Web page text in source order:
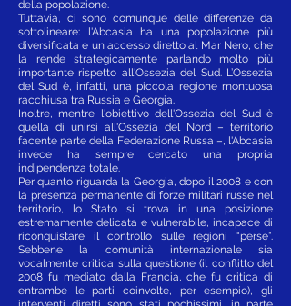
della popolazione.
Tuttavia, ci sono comunque delle differenze da
sottolineare: l'Abcasia ha una popolazione più
diversificata e un accesso diretto al Mar Nero, che
la rende strategicamente parlando molto più
importante rispetto all'Ossezia del Sud. L’Ossezia
del Sud è, infatti, una piccola regione montuosa
racchiusa tra Russia e Georgia.
Inoltre, mentre l'obiettivo dell'Ossezia del Sud è
quella di unirsi all'Ossezia del Nord – territorio
facente parte della Federazione Russa –, l'Abcasia
invece ha sempre cercato una propria
indipendenza totale.
Per quanto riguarda la Georgia, dopo il 2008 e con
la presenza permanente di forze militari russe nel
territorio, lo Stato si trova in una posizione
estremamente delicata e vulnerabile, incapace di
riconquistare il controllo sulle regioni “perse”.
Sebbene la comunità internazionale sia
vocalmente critica sulla questione (il conflitto del
2008 fu mediato dalla Francia, che fu critica di
entrambe le parti coinvolte, per esempio), gli